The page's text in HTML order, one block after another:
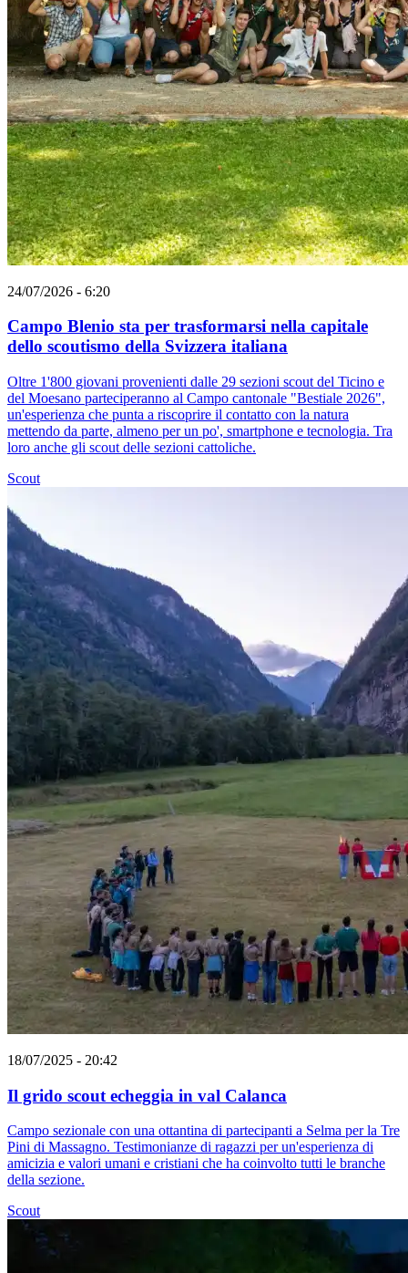
24/07/2026 - 6:20
Campo Blenio sta per trasformarsi nella capitale
dello scoutismo della Svizzera italiana
Oltre 1'800 giovani provenienti dalle 29 sezioni scout del Ticino e
del Moesano parteciperanno al Campo cantonale "Bestiale 2026",
un'esperienza che punta a riscoprire il contatto con la natura
mettendo da parte, almeno per un po', smartphone e tecnologia. Tra
loro anche gli scout delle sezioni cattoliche.
Scout
18/07/2025 - 20:42
Il grido scout echeggia in val Calanca
Campo sezionale con una ottantina di partecipanti a Selma per la Tre
Pini di Massagno. Testimonianze di ragazzi per un'esperienza di
amicizia e valori umani e cristiani che ha coinvolto tutti le branche
della sezione.
Scout